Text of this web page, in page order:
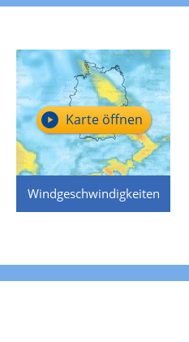
Windgeschwindigkeiten
Karte öffnen